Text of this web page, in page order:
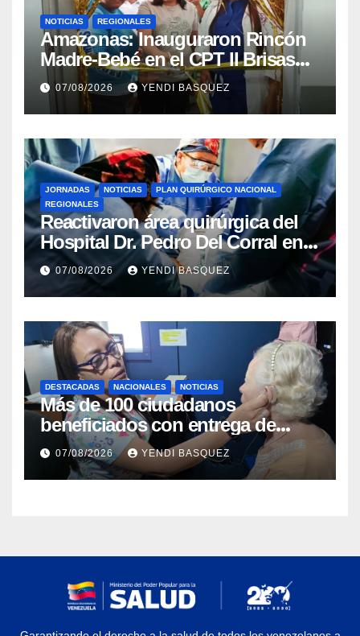
NOTICIAS REGIONALES
​Amazonas: Inauguraron Rincón
Madre-Bebé en el CPT II Brisas
del Aeropuerto ​Inauguraron
Rincón
07/08/2026 YENDI BASQUEZ
JORNADAS NOTICIAS
PLAN QUIRÚRGICO NACIONAL
REGIONALES
Reactivaron área quirúrgica del
Hospital Dr. Pedro Del Corral en
Guárico
07/08/2026 YENDI BASQUEZ
DESTACADAS NACIONALES NOTICIAS
Más de 100 ciudadanos
beneficiados con entrega de
prótesis auditivas en el Centro de
Rehabilitación J.J. Arvelo
07/08/2026 YENDI BASQUEZ